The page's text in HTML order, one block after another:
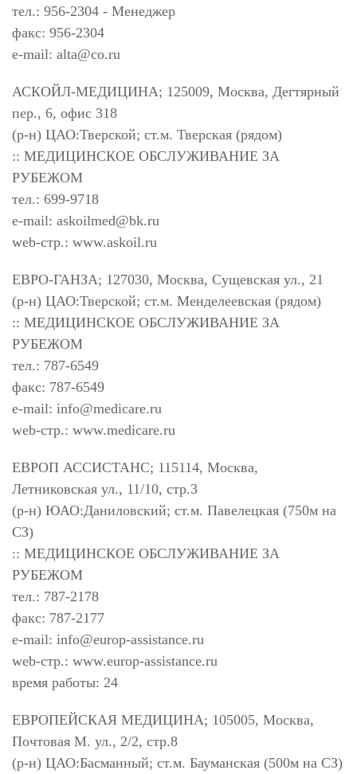
тел.: 956-2304 - Менеджер
факс: 956-2304
e-mail: alta@co.ru
АСКОЙЛ-МЕДИЦИНА; 125009, Москва, Дегтярный
пер., 6, офис 318
(р-н) ЦАО:Тверской; ст.м. Тверская (рядом)
:: МЕДИЦИНСКОЕ ОБСЛУЖИВАНИЕ ЗА
РУБЕЖОМ
тел.: 699-9718
e-mail: askoilmed@bk.ru
web-стр.: www.askoil.ru
ЕВРО-ГАНЗА; 127030, Москва, Сущевская ул., 21
(р-н) ЦАО:Тверской; ст.м. Менделеевская (рядом)
:: МЕДИЦИНСКОЕ ОБСЛУЖИВАНИЕ ЗА
РУБЕЖОМ
тел.: 787-6549
факс: 787-6549
e-mail: info@medicare.ru
web-стр.: www.medicare.ru
ЕВРОП АССИСТАНС; 115114, Москва,
Летниковская ул., 11/10, стр.3
(р-н) ЮАО:Даниловский; ст.м. Павелецкая (750м на
СЗ)
:: МЕДИЦИНСКОЕ ОБСЛУЖИВАНИЕ ЗА
РУБЕЖОМ
тел.: 787-2178
факс: 787-2177
e-mail: info@europ-assistance.ru
web-стр.: www.europ-assistance.ru
время работы: 24
ЕВРОПЕЙСКАЯ МЕДИЦИНА; 105005, Москва,
Почтовая М. ул., 2/2, стр.8
(р-н) ЦАО:Басманный; ст.м. Бауманская (500м на СЗ)